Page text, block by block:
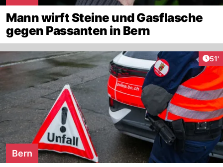
Mann wirft Steine und Gasflasche
gegen Passanten in Bern
51'
Bern